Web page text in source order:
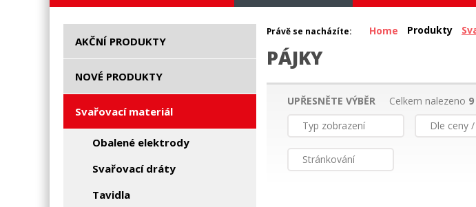
AKČNÍ PRODUKTY
NOVÉ PRODUKTY
Svařovací materiál
Obalené elektrody
Svařovací dráty
Tavidla
Právě se nacházíte: Home Produkty
PÁJKY
UPŘESNĚTE VÝBĚR Celkem nalezeno 9
Typ zobrazení
Dle ceny
Stránkování